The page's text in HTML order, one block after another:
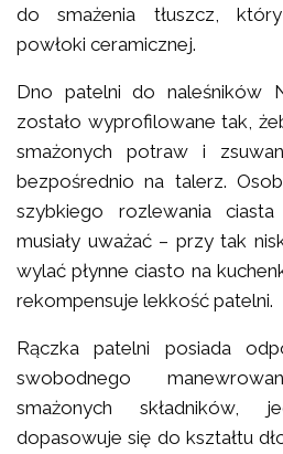
do smażenia tłuszcz,
powłoki ceramicznej.
Dno patelni do naleśników
zostało wyprofilowane tak,
smażonych potraw i
bezpośrednio na talerz.
szybkiego rozlewania
musiały uważać – przy tak
wylać płynne ciasto na
rekompensuje lekkość patelni.
Rączka patelni posiada
swobodnego
smażonych składników,
dopasowuje się do kształtu